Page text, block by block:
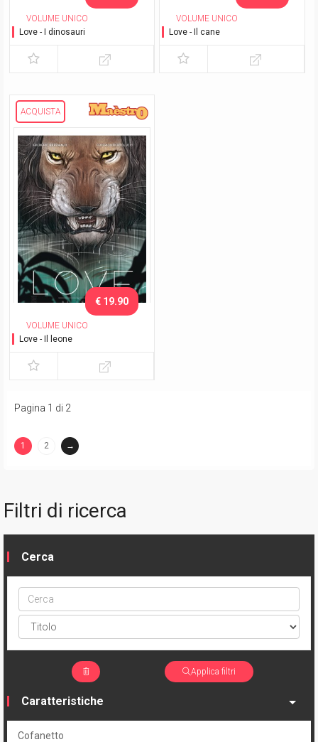
VOLUME UNICO
Love - I dinosauri
VOLUME UNICO
Love - Il cane
ACQUISTA
VOLUME UNICO
Love - Il leone
€ 19.90
Pagina 1 di 2
1
2 →
Filtri di ricerca
Cerca
Cerca
ptype
Applica filtri
Caratteristiche
Cofanetto